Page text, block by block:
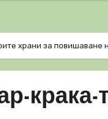
храни за повишаване
крака-